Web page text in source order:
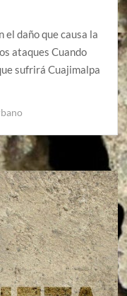
el daño que causa la
ataques Cuando
sufrirá Cuajimalpa